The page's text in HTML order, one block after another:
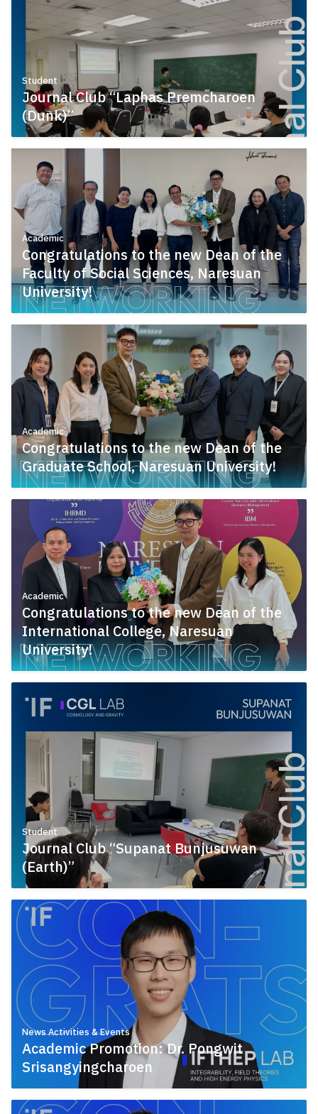
Student
Journal Club “Laphas Premcharoen
(Dunk)”
July 22, 2026
Academic
Congratulations to the new Dean of the
Faculty of Social Sciences, Naresuan
University!
July 21, 2026
Academic
Congratulations to the new Dean of the
Graduate School, Naresuan University!
July 21, 2026
Academic
Congratulations to the new Dean of the
International College, Naresuan
University!
July 21, 2026
Student
Journal Club “Supanat Bunjusuwan
(Earth)”
July 14, 2026
News Activities & Events
Academic Promotion: Dr. Pongwit
Srisangyingcharoen
July 13, 2026